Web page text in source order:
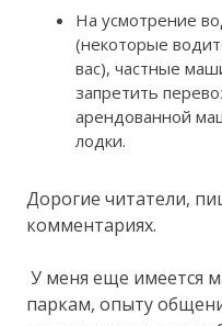
На усмотрение
(некоторые
вас), частные
запретить
арендованной
лодки.
Дорогие читатели,
комментариях.
У меня еще имеется
паркам, опыту